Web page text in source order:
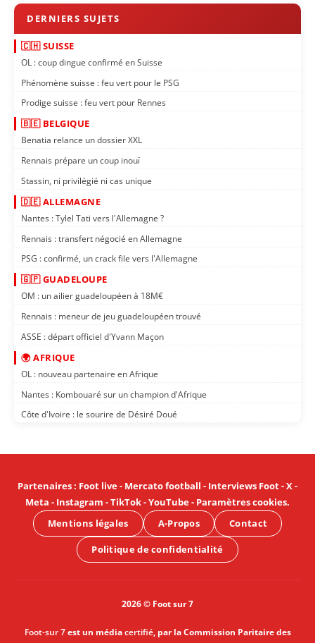
🇨🇭 SUISSE
OL : coup dingue confirmé en Suisse
Phénomène suisse : feu vert pour le PSG
Prodige suisse : feu vert pour Rennes
🇧🇪 BELGIQUE
Benatia relance un dossier XXL
Rennais prépare un coup inouï
Stassin, ni privilégié ni cas unique
🇩🇪 ALLEMAGNE
Nantes : Tylel Tati vers l'Allemagne ?
Rennais : transfert négocié en Allemagne
PSG : confirmé, un crack file vers l'Allemagne
🇬🇵 GUADELOUPE
OM : un ailier guadeloupéen à 18M€
Rennais : meneur de jeu guadeloupéen trouvé
ASSE : départ officiel d'Yvann Maçon
🌍 AFRIQUE
OL : nouveau partenaire en Afrique
Nantes : Kombouaré sur un champion d'Afrique
Côte d'Ivoire : le sourire de Désiré Doué
Partenaires: Foot live- Mercato football - Interviews Foot-X-
Meta - Instagram -TikTok-YouTube- Paramètres cookies.
Mentions légales
A-Propos Contact
Politique de confidentialité
2026 © Foot sur 7
Foot-sur 7est un médiacertifié, par la Commission Paritaire des